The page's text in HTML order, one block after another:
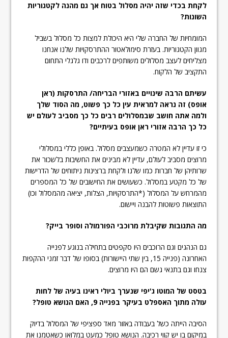
לקחת בכדי שזה יהיה מסלול בטוח אך גם מהנה לקטגוריות
השונות?
המומחיות של החברה שלי היא היכולת למצות כל מסלול בשביל
מגוון הקטגוריות. בעזרת סימולאטור ההתרסקויות שלנו אנחנו
מצליחים לעצב מסלולים משותפים לרכבים ודו גלגלי התחום
התקציב של הלקוח.
עשיתם הרבה שינויים באזורי הבריחה/ התרסקות (ראן
אופס) זה נראה למראית עין כל כך פשוט, מה הסוד שלך
ולמה אתה חושב שבמסלולים רבים כל כך מסביב לעולם יש
כל כך הרבה אזורי ראן אופס בעיתיים?
כי זו עדיין לא המטרה כשמעצבים מסלול. באופן כללי במסלולי
מרוצים מסביב לעולם, עדיין לא מבינים את החשיבות בלשכור את
שרותיהן של חברות כמו שלנו ולקחת ברצינות ניתוחים של הדרישות
של כל מקטע במסלול. כשעושים את החישובים של כל המספרים
מהמרחש על המסלול (*התרסקויות, הצלות, יציאה מהמסלול וכו)
התוצאות פשוטות להבנה ויישום.
מה התגובות שקיבלת מרוכבי הפורמולה וסופר בייק?
גם הנהגים וגם הרוכבים היו סקפטים בתחילה בנוגע לפנייה
האחרונה (פנייה 15, בין שתי היישורות) בסופו של דבר זמני ההקפות
צנחו וגם בתנאי גשם הם היו מרוצים.
בטסט של המוטו ג'יפי שנערך ביולי ראינו בעיה של לחות
עולה מתוך האספלט בעיקר בפנייה 9, האם הנושא טופל?
הסיבה הייתה כשל בעבודה באזור מאד ספציפי של המסלול בדיוק
במיקום בו יש קווי רכיבה. הנושא טופל כמעט במלואו כשאטמנו את